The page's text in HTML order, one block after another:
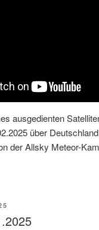
ausgedienten
über
der Allsky Meteor-